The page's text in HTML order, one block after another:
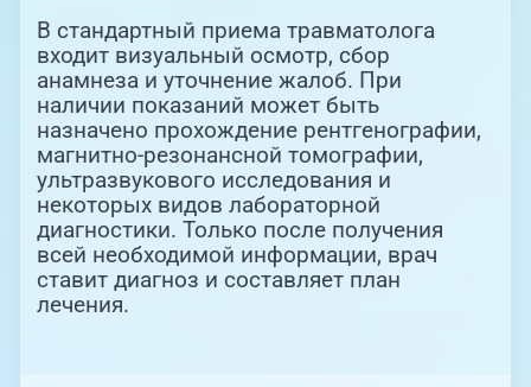
В стандартный приема травматолога
входит визуальный осмотр, сбор
анамнеза и уточнение жалоб. При
наличии показаний может быть
назначено прохождение рентгенографии,
магнитно-резонансной томографии,
ультразвукового исследования и
некоторых видов лабораторной
диагностики. Только после получения
всей необходимой информации, врач
ставит диагноз и составляет план
лечения.